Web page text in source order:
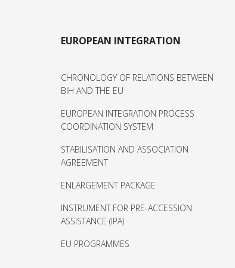
EUROPEAN INTEGRATION
CHRONOLOGY OF RELATIONS BETWEEN
BIH AND THE EU
EUROPEAN INTEGRATION PROCESS
COORDINATION SYSTEM
STABILISATION AND ASSOCIATION
AGREEMENT
ENLARGEMENT PACKAGE
INSTRUMENT FOR PRE-ACCESSION
ASSISTANCE (IPA)
EU PROGRAMMES